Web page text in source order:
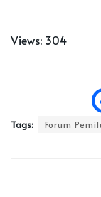
Views: 304
Tags: Forum